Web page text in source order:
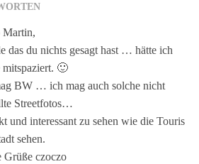
das du nichts gesagt hast … hätte ich
mitspaziert. 🙂
BW … ich mag auch solche nicht
Streetfotos…
und interessant zu sehen wie die Touris
sehen.
Grüße czoczo